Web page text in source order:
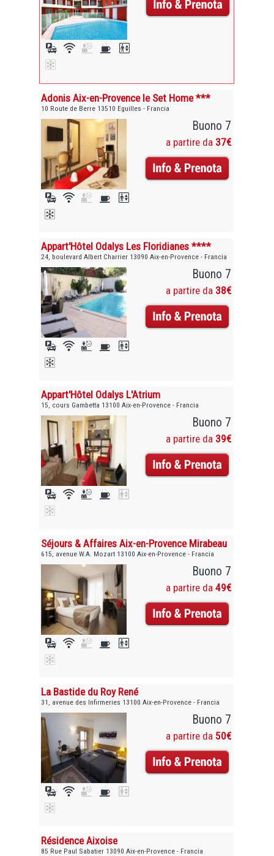
Adonis Aix-en-Provence le Set Home ***
10 Route de Berre 13510 Eguilles - Francia
Buono 7
a partire da 37€
Appart'Hôtel Odalys Les Floridianes ****
24, boulevard Albert Charrier 13090 Aix-en-Provence - Francia
Buono 7
a partire da 38€
Appart'Hôtel Odalys L'Atrium
15, cours Gambetta 13100 Aix-en-Provence - Francia
Buono 7
a partire da 39€
Séjours & Affaires Aix-en-Provence Mirabeau
615, avenue W.A. Mozart 13100 Aix-en-Provence - Francia
Buono 7
a partire da 49€
La Bastide du Roy René
31, avenue des Infirmeries 13100 Aix-en-Provence - Francia
Buono 7
a partire da 50€
Résidence Aixoise
85 Rue Paul Sabatier 13090 Aix-en-Provence - Francia